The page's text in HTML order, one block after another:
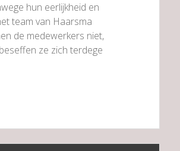
hun eerlijkheid en
team van Haarsma
de medewerkers niet,
ze zich terdege